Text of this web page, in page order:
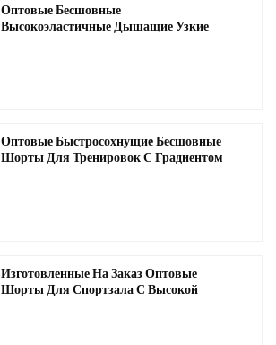
Оптовые Бесшовные
Высокоэластичные Дышащие Узкие
Оптовые Быстросохнущие Бесшовные
Шорты Для Тренировок С Градиентом
Изготовленные На Заказ Оптовые
Шорты Для Спортзала С Высокой